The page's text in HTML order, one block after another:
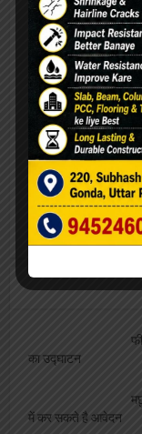
सरकार :- प्रमोद मिश्र
का मोदी दौरा, आखिर क्यों?
प्राथमिकी :- प्रमोद मिश्र
या आत्महत्या में उलझी
का उद्घाटन
में कर सकते है आवेदन